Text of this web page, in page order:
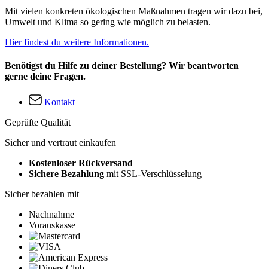
Mit vielen konkreten ökologischen Maßnahmen tragen wir dazu bei,
Umwelt und Klima so gering wie möglich zu belasten.
Hier findest du weitere Informationen.
Benötigst du Hilfe zu deiner Bestellung? Wir beantworten
gerne deine Fragen.
Kontakt
Geprüfte Qualität
Sicher und vertraut einkaufen
Kostenloser Rückversand
Sichere Bezahlung mit SSL-Verschlüsselung
Sicher bezahlen mit
Nachnahme
Vorauskasse